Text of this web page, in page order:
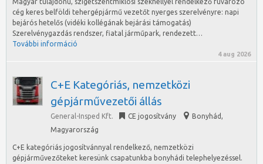
cég keres belföldi tehergépjármű vezetőt nyerges szerelvényre: napi
bejárós hetelős (vidéki kollégának bejárási támogatás)
Szerelvénygazdás rendszer, fiatal járműpark, rendezett…
További információ
4 aug 2026
C+E Kategóriás, nemzetközi
gépjárművezetői állás
General-Insped Kft. CE jogosítvány Bonyhád,
Magyarország
C+E kategóriás jogosítvánnyal rendelkező, nemzetközi
gépjárművezőteket keresünk csapatunkba bonyhádi telephelyezéssel.